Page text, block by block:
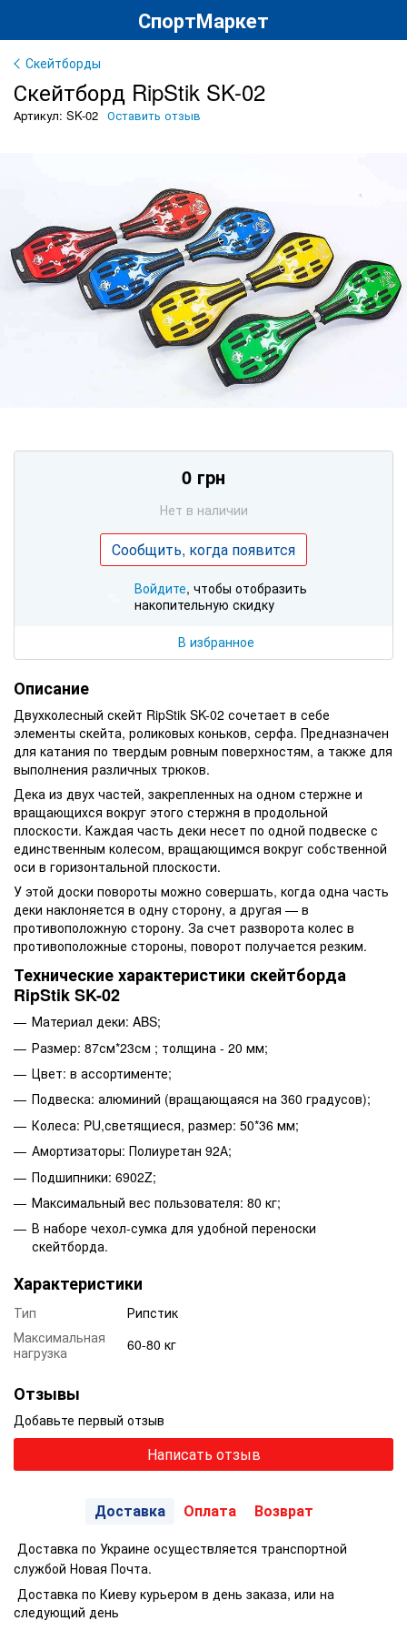
СпортМаркет
Скейтборды
Скейтборд RipStik SK-02
Артикул: SK-02 Оставить отзыв
0 грн
Нет в наличии
Сообщить, когда появится
Войдите, чтобы отобразить
накопительную скидку
В избранное
Описание
Двухколесный скейт RipStik SK-02 сочетает в себе
элементы скейта, роликовых коньков, серфа. Предназначен
для катания по твердым ровным поверхностям, а также для
выполнения различных трюков.
Дека из двух частей, закрепленных на одном стержне и
вращающихся вокруг этого стержня в продольной
плоскости. Каждая часть деки несет по одной подвеске с
единственным колесом, вращающимся вокруг собственной
оси в горизонтальной плоскости.
У этой доски повороты можно совершать, когда одна часть
деки наклоняется в одну сторону, а другая — в
противоположную сторону. За счет разворота колес в
противоположные стороны, поворот получается резким.
Технические характеристики скейтборда
RipStik SK-02
Материал деки: ABS;
Размер: 87см*23см ; толщина - 20 мм;
Цвет: в ассортименте;
Подвеска: алюминий (вращающаяся на 360 градусов);
Колеса: PU,светящиеся, размер: 50*36 мм;
Амортизаторы: Полиуретан 92А;
Подшипники: 6902Z;
Максимальный вес пользователя: 80 кг;
В наборе чехол-сумка для удобной переноски
скейтборда.
Характеристики
Тип
Рипстик
Максимальная
нагрузка
60-80 кг
Отзывы
Добавьте первый отзыв
Написать отзыв
Доставка Оплата Возврат
Доставка по Украине осуществляется транспортной
службой Новая Почта.
Доставка по Киеву курьером в день заказа, или на
следующий день